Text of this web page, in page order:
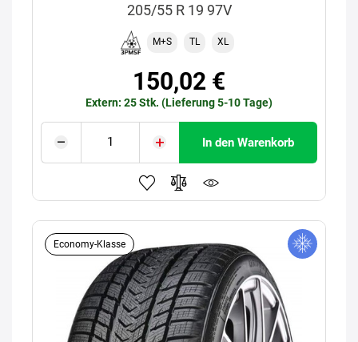
205/55 R 19 97V
M+S TL XL
150,02 €
Extern: 25 Stk. (Lieferung 5-10 Tage)
In den Warenkorb
Economy-Klasse